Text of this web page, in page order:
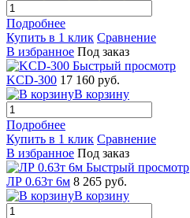
Подробнее
Купить в 1 клик Сравнение
В избранное Под заказ
Быстрый просмотр
KCD-300 17 160 руб.
В корзину
Подробнее
Купить в 1 клик Сравнение
В избранное Под заказ
Быстрый просмотр
ЛР 0.63т 6м 8 265 руб.
В корзину